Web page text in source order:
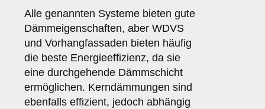
Alle genannten Systeme bieten gute
Dämmeigenschaften, aber WDVS
und Vorhangfassaden bieten häufig
die beste Energieeffizienz, da sie
eine durchgehende Dämmschicht
ermöglichen. Kerndämmungen sind
ebenfalls effizient, jedoch abhängig